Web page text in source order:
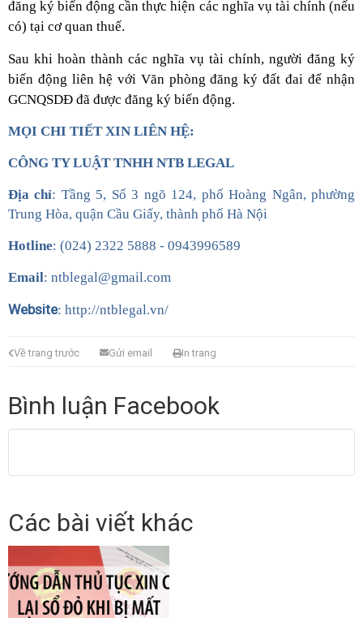
đăng ký biến động cần thực hiện các nghĩa vụ tài chính (nếu
có) tại cơ quan thuế.
Sau khi hoàn thành các nghĩa vụ tài chính, người đăng ký
biến động liên hệ với Văn phòng đăng ký đất đai để nhận
GCNQSDĐ đã được đăng ký biến động.
MỌI CHI TIẾT XIN LIÊN HỆ:
CÔNG TY LUẬT TNHH NTB LEGAL
Địa chỉ: Tầng 5, Số 3 ngõ 124, phố Hoàng Ngân, phường
Trung Hòa, quận Cầu Giấy, thành phố Hà Nội
Hotline: (024) 2322 5888 - 0943996589
Email: ntblegal@gmail.com
Website: http://ntblegal.vn/
Về trang trước Gửi email In trang
Bình luận Facebook
Các bài viết khác